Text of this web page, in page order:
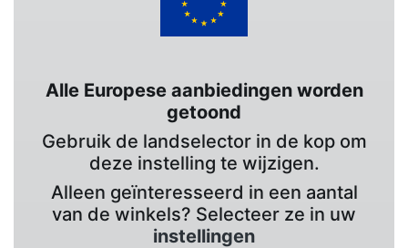
Alle Europese aanbiedingen worden
getoond
Gebruik de landselector in de kop om
deze instelling te wijzigen.
Alleen geïnteresseerd in een aantal
van de winkels? Selecteer ze in uw
instellingen